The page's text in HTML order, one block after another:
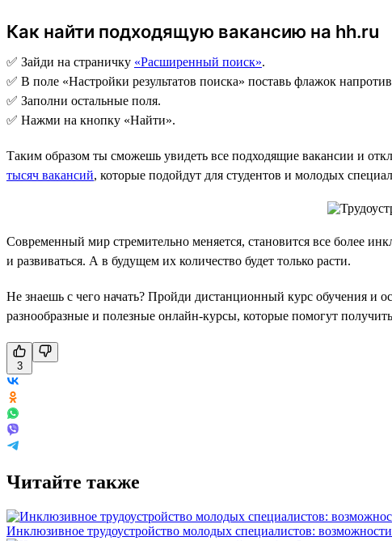
Как найти подходящую вакансию на hh.ru
✅ Зайди на страничку «Расширенный поиск».
✅ В поле «Настройки результатов поиска» поставь флажок
✅ Заполни остальные поля.
✅ Нажми на кнопку «Найти».
Таким образом ты сможешь увидеть все подходящие вакансии и
тысяч вакансий, которые подойдут для студентов и молодых
Современный мир стремительно меняется, становится все более
и развиваться. А в будущем их количество будет только расти.
Не знаешь с чего начать? Пройди дистанционный курс обучения и
разнообразные и полезные онлайн-курсы, которые помогут
3
Читайте также
Инклюзивное трудоустройство молодых специалистов: